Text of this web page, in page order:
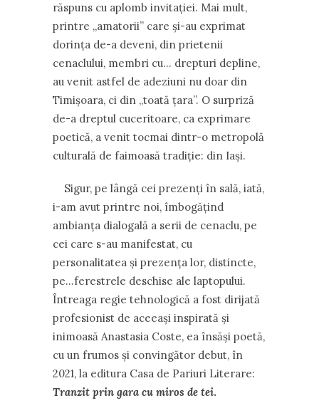
răspuns cu aplomb invitației. Mai mult,
printre „amatorii” care și-au exprimat
dorința de-a deveni, din prietenii
cenaclului, membri cu… drepturi depline,
au venit astfel de adeziuni nu doar din
Timișoara, ci din „toată țara”. O surpriză
de-a dreptul cuceritoare, ca exprimare
poetică, a venit tocmai dintr-o metropolă
culturală de faimoasă tradiție: din Iași.
Sigur, pe lângă cei prezenți în sală, iată,
i-am avut printre noi, îmbogățind
ambianța dialogală a serii de cenaclu, pe
cei care s-au manifestat, cu
personalitatea și prezența lor, distincte,
pe…ferestrele deschise ale laptopului.
Întreaga regie tehnologică a fost dirijată
profesionist de aceeași inspirată și
inimoasă Anastasia Coste, ea însăși poetă,
cu un frumos și convingător debut, în
2021, la editura Casa de Pariuri Literare:
Tranzit prin gara cu miros de tei.